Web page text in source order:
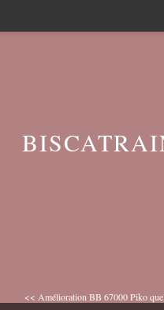
<< Amélioration BB 67000 Piko